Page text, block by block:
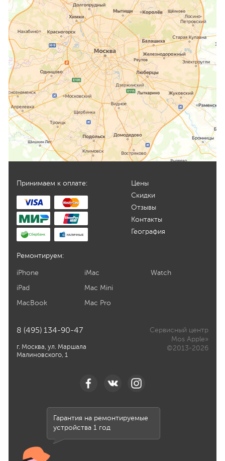
Принимаем к оплате:
Цены
Скидки
Отзывы
Контакты
География
Ремонтируем:
iPhone
iPad
MacBook
iMac
Mac Mini
Mac Pro
Watch
8 (495) 134-90-47
г. Москва, ул. Маршала
Малиновского, 1
Сервисный центр
Mos Apple»
©2013-2026
Гарантия на ремонтируемые
устройства 1 год